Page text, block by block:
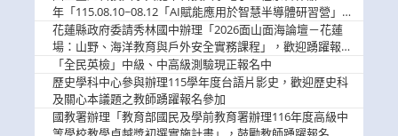
年「115.08.10~08.12「AI賦能應用於智慧半導體研習營」，
歡迎學生踴躍報名參加
花蓮縣政府委請秀林國中辦理「2026面山面海論壇－花蓮
場：山野、海洋教育與戶外安全實務課程」，歡迎踴躍報名
參加
「全民英檢」中級、中高級測驗現正報名中
歷史學科中心參與辦理115學年度台語片影史，歡迎歷史科
及關心本議題之教師踴躍報名參加
國教署辦理「教育部國民及學前教育署辦理116年度高級中